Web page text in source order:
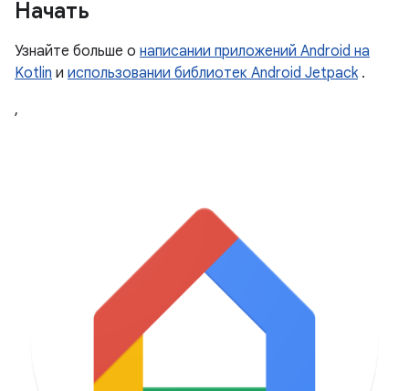
Начать
Узнайте больше о написании приложений Android на
Kotlin и использовании библиотек Android Jetpack.
,